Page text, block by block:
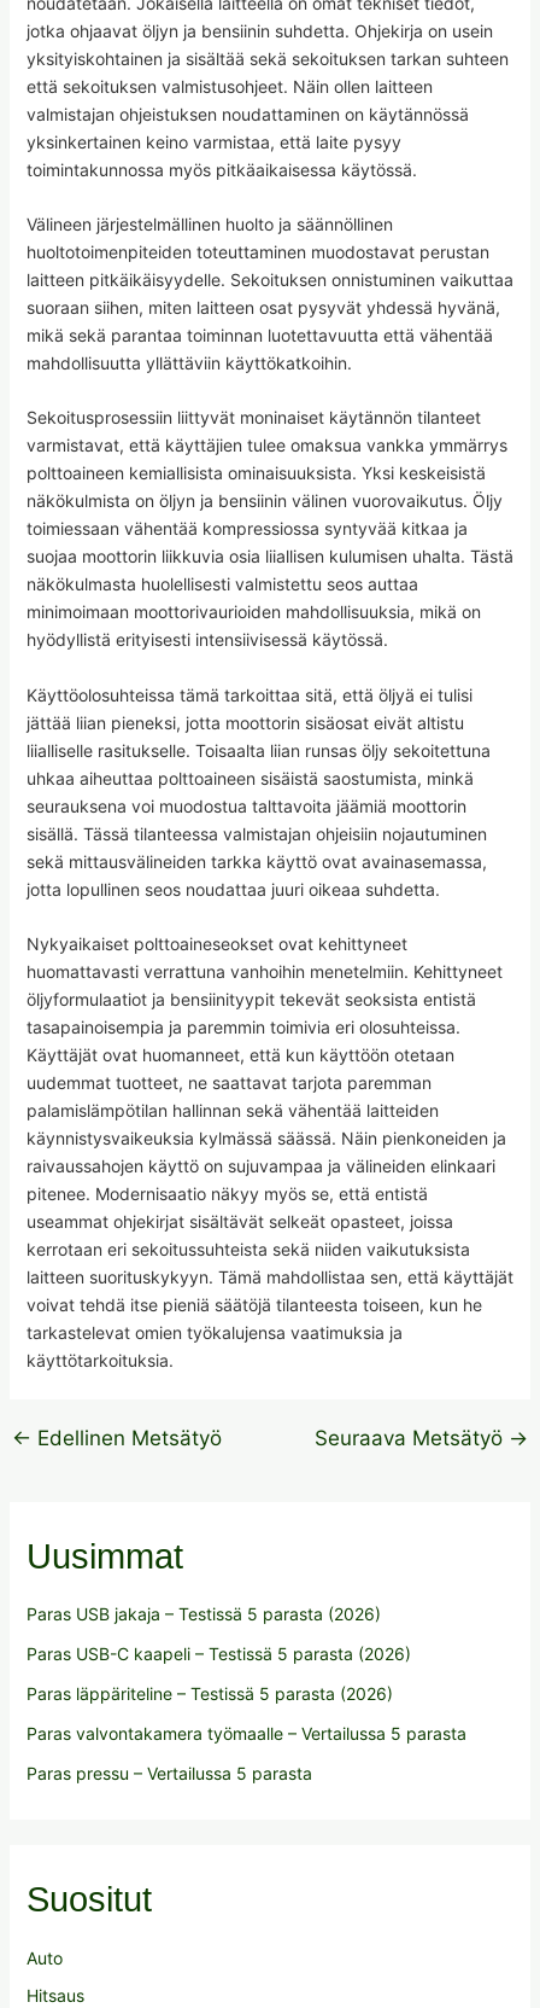
jotka ohjaavat öljyn ja bensiinin suhdetta. Ohjekirja on usein
yksityiskohtainen ja sisältää sekä sekoituksen tarkan suhteen
että sekoituksen valmistusohjeet. Näin ollen laitteen
valmistajan ohjeistuksen noudattaminen on käytännössä
yksinkertainen keino varmistaa, että laite pysyy
toimintakunnossa myös pitkäaikaisessa käytössä.
Välineen järjestelmällinen huolto ja säännöllinen
huoltotoimenpiteiden toteuttaminen muodostavat perustan
laitteen pitkäikäisyydelle. Sekoituksen onnistuminen vaikuttaa
suoraan siihen, miten laitteen osat pysyvät yhdessä hyvänä,
mikä sekä parantaa toiminnan luotettavuutta että vähentää
mahdollisuutta yllättäviin käyttökatkoihin.
Sekoitusprosessiin liittyvät moninaiset käytännön tilanteet
varmistavat, että käyttäjien tulee omaksua vankka ymmärrys
polttoaineen kemiallisista ominaisuuksista. Yksi keskeisistä
näkökulmista on öljyn ja bensiinin välinen vuorovaikutus. Öljy
toimiessaan vähentää kompressiossa syntyvää kitkaa ja
suojaa moottorin liikkuvia osia liiallisen kulumisen uhalta. Tästä
näkökulmasta huolellisesti valmistettu seos auttaa
minimoimaan moottorivaurioiden mahdollisuuksia, mikä on
hyödyllistä erityisesti intensiivisessä käytössä.
Käyttöolosuhteissa tämä tarkoittaa sitä, että öljyä ei tulisi
jättää liian pieneksi, jotta moottorin sisäosat eivät altistu
liialliselle rasitukselle. Toisaalta liian runsas öljy sekoitettuna
uhkaa aiheuttaa polttoaineen sisäistä saostumista, minkä
seurauksena voi muodostua talttavoita jäämiä moottorin
sisällä. Tässä tilanteessa valmistajan ohjeisiin nojautuminen
sekä mittausvälineiden tarkka käyttö ovat avainasemassa,
jotta lopullinen seos noudattaa juuri oikeaa suhdetta.
Nykyaikaiset polttoaineseokset ovat kehittyneet
huomattavasti verrattuna vanhoihin menetelmiin. Kehittyneet
öljyformulaatiot ja bensiinityypit tekevät seoksista entistä
tasapainoisempia ja paremmin toimivia eri olosuhteissa.
Käyttäjät ovat huomanneet, että kun käyttöön otetaan
uudemmat tuotteet, ne saattavat tarjota paremman
palamislämpötilan hallinnan sekä vähentää laitteiden
käynnistysvaikeuksia kylmässä säässä. Näin pienkoneiden ja
raivaussahojen käyttö on sujuvampaa ja välineiden elinkaari
pitenee. Modernisaatio näkyy myös se, että entistä
useammat ohjekirjat sisältävät selkeät opasteet, joissa
kerrotaan eri sekoitussuhteista sekä niiden vaikutuksista
laitteen suorituskykyyn. Tämä mahdollistaa sen, että käyttäjät
voivat tehdä itse pieniä säätöjä tilanteesta toiseen, kun he
tarkastelevat omien työkalujensa vaatimuksia ja
käyttötarkoituksia.
← Edellinen Metsätyö Seuraava Metsätyö →
Uusimmat
Paras USB jakaja – Testissä 5 parasta (2026)
Paras USB-C kaapeli – Testissä 5 parasta (2026)
Paras läppäriteline – Testissä 5 parasta (2026)
Paras valvontakamera työmaalle – Vertailussa 5 parasta
Paras pressu – Vertailussa 5 parasta
Suositut
Auto
Hitsaus